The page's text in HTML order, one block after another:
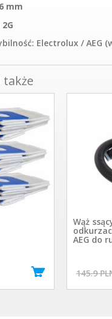
mm
Electrolux / AEG
także
Wąż
AEG do
145.9